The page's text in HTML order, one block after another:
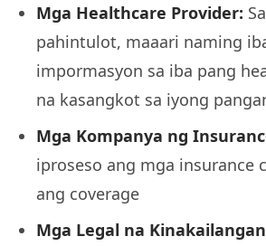
Mga Healthcare Provider:
pahintulot, maaari naming
impormasyon sa iba pang
na kasangkot sa iyong
Mga Kompanya ng
iproseso ang mga insurance
ang coverage
Mga Legal na Kinakailangan